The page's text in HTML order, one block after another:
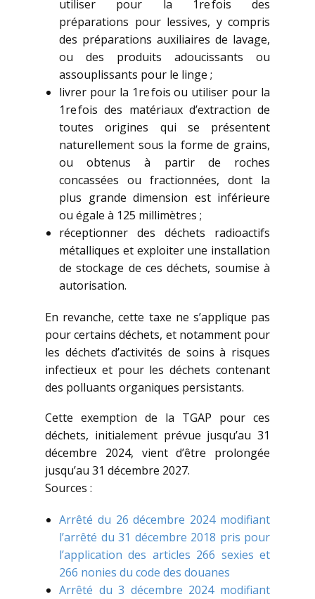
utiliser pour la 1re fois des
préparations pour lessives, y compris
des préparations auxiliaires de lavage,
ou des produits adoucissants ou
assouplissants pour le linge ;
livrer pour la 1re fois ou utiliser pour la
1re fois des matériaux d’extraction de
toutes origines qui se présentent
naturellement sous la forme de grains,
ou obtenus à partir de roches
concassées ou fractionnées, dont la
plus grande dimension est inférieure
ou égale à 125 millimètres ;
réceptionner des déchets radioactifs
métalliques et exploiter une installation
de stockage de ces déchets, soumise à
autorisation.
En revanche, cette taxe ne s’applique pas
pour certains déchets, et notamment pour
les déchets d’activités de soins à risques
infectieux et pour les déchets contenant
des polluants organiques persistants.
Cette exemption de la TGAP pour ces
déchets, initialement prévue jusqu’au 31
décembre 2024, vient d’être prolongée
jusqu’au 31 décembre 2027.
Sources :
Arrêté du 26 décembre 2024 modifiant
l’arrêté du 31 décembre 2018 pris pour
l’application des articles 266 sexies et
266 nonies du code des douanes
Arrêté du 3 décembre 2024 modifiant